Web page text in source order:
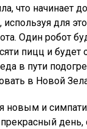
что начинает
для
Один робот
пицц и будет
в пути
в Новой
новым и
день,